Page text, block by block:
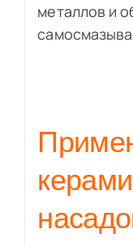
металлов и